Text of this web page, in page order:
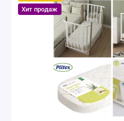
Хит продаж